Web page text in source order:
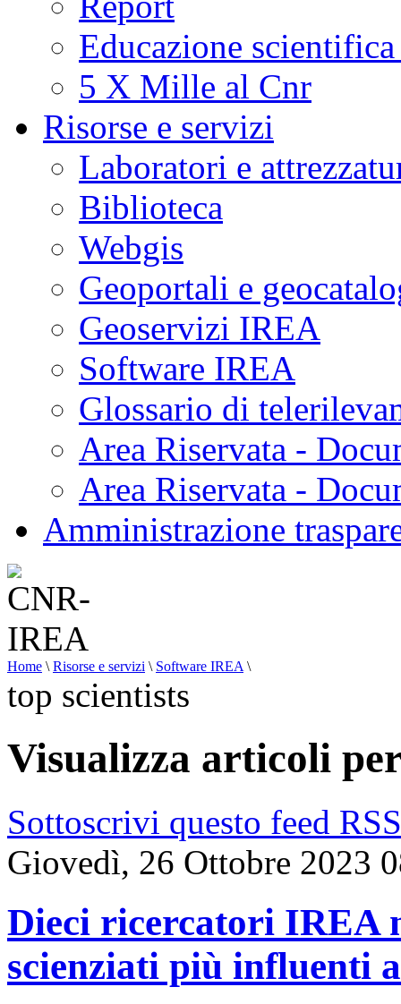
Educazione
5 X Mille al Cnr
Risorse e servizi
Laboratori e
Biblioteca
Webgis
Geoportali e
Geoservizi IREA
Software IREA
Glossario di
Area Riservata -
Area Riservata -
Amministrazione
Home \ Risorse e servizi \ Software IREA \
top scientists
Visualizza articoli
Sottoscrivi questo feed RSS
Giovedì, 26 Ottobre 2023
Dieci ricercatori IREA
scienziati più influenti